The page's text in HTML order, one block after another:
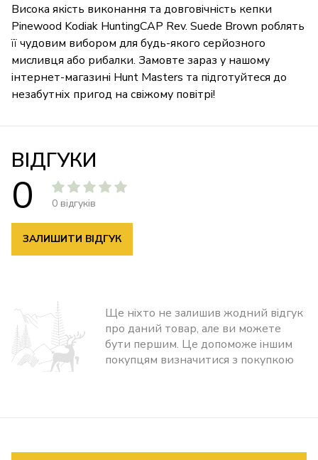
Висока якість виконання та довговічність кепки
Pinewood Kodiak HuntingCAP Rev. Suede Brown роблять
її чудовим вибором для будь-якого серйозного
мисливця або рибалки. Замовте зараз у нашому
інтернет-магазині Hunt Masters та підготуйтеся до
незабутніх пригод на свіжому повітрі!
ВІДГУКИ
0 0 відгуків
ЗАЛИШИТИ ВІДГУК
Ще ніхто не залишив жодний відгук
про даний товар, але ви можете
бути першим. Це допоможе іншим
покупцям визначитися з покупкою